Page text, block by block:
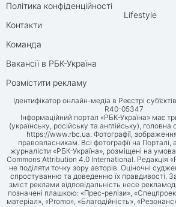
Політика конфіденційності
Контакти
Команда
Вакансії в РБК-Україна
Розмістити рекламу
Lifestyle
Ідентифікатор онлайн-медіа в Реєстрі
R40-05347
Інформаційний портал «РБК-Україна» має
(українську, російську та англійську), головна
https://www.rbc.ua. Фотографії,
правовласникам. Всі фотографії на Порталі,
журналісти «РБК-Україна», розміщені на
Commons Attribution 4.0 International. Редакція
не поділяти точку зору авторів. Оціночні
спростуванню та доведенню їх правдивості.
зміст реклами відповідальність несе
позначені плашкою: «Прес-релізи»,
матеріал», «Promo», «Благодійність»,